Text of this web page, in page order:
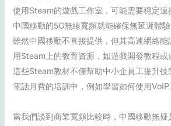
使用Steam的遊戲工作室，可能需要穩定連
中國移動的5G無線寬頻就能確保無延遲體
雖然中國移動不直接提供，但其高速網絡能
用Steam上的教育資源，如遊戲開發教程或
這些Steam教材不僅幫助中小企員工提升技
電話月費的培訓中，例如學習如何使用VoIP
當我們談到商業寬頻比較時，中國移動無